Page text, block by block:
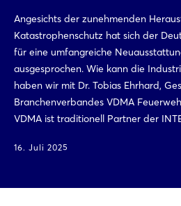
Angesichts der zunehmenden
Katastrophenschutz hat sich der
für eine umfangreiche
ausgesprochen. Wie kann die
haben wir mit Dr. Tobias Ehrhard,
Branchenverbandes VDMA
VDMA ist traditionell Partner der
16. Juli 2025